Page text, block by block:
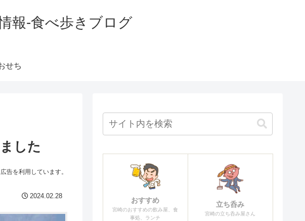
報-食べ歩きブログ
せち
した
告を利用しています。
2024.02.28 おすすめ
宮崎のおすすめの飲み屋、食
事処、ランチ
立ち呑み
宮崎の立ち呑み屋さん